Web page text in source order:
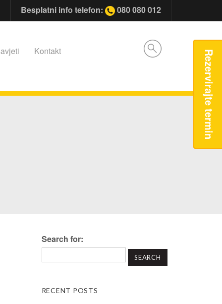
Besplatni info telefon: 080 080 012
Kontakt
Search for:
RECENT POSTS
Rezervirajte termin